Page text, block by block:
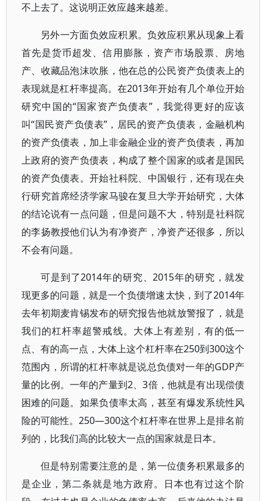
不上去了。这说明正效应越来越差。
另外一方面负效应积累。负效应积累从现象上看
首先是货币超发、信用膨胀，资产市场股票、房地
产、收藏品泡沫吹胀，他在总的公民资产负债表上的
表现就是杠杆率提高。在2013年开始有几个单位开始
研究中国的“国家资产负债表”，我觉得更好的应该
叫“国民资产负债表”，居民的资产负债表，金融机构
的资产负债表，加上非金融企业的资产负债表，再加
上政府的资产负债表，构成了整个国家的或者是国民
的资产负债表。开始社科院、中国银行，还有现在央
行研究首席经济学家马骏在复旦大学开始研究，大体
的结论说有一点问题，但是问题不大，特别是社科院
的李扬教授他们认为有净资产，净资产还很多，所以
不会有问题。
可是到了2014年的研究、2015年的研究，就发
现更多的问题，就是一个负债增速太快，到了2014年
去年初期麦肯锡发布的研究报告他就放警报了，就是
我们的杠杆率超警戒线。大体上有差别，有的低一
点、有的高一点，大体上这个杠杆率在250到300这个
范围内，所谓的杠杆率就是说总负债对一年的GDP产
量的比例。一年的产量到2、3倍，他就是有出现偿债
困难的问题。如果负债率太高，甚至有爆发系统性风
险的可能性。250—300这个杠杆率在世界上是排名前
列的，比我们高的比较大一点的国家就是日本。
但是特别需要注意的是，第一位债务积累最多的
是企业，第二条就是地方政府。日本也有过这个阶